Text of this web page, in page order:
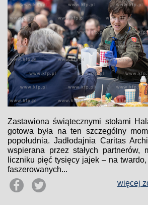
Zastawiona świątecznymi stołami
gotowa była na ten szczególny
popołudnia. Jadłodajnia Caritas
wspierana przez stałych partnerów,
liczniku pięć tysięcy jajek – na twardo,
faszerowanych...
więcej